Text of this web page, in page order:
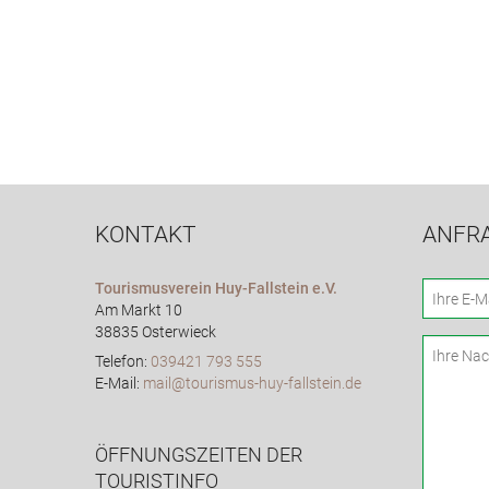
KONTAKT
Tourismusverein Huy-Fallstein e.V.
Am Markt 10
38835 Osterwieck
Telefon: 039421 793 555
E-Mail: mail@tourismus-huy-fallstein.de
ÖFFNUNGSZEITEN DER
TOURISTINFO